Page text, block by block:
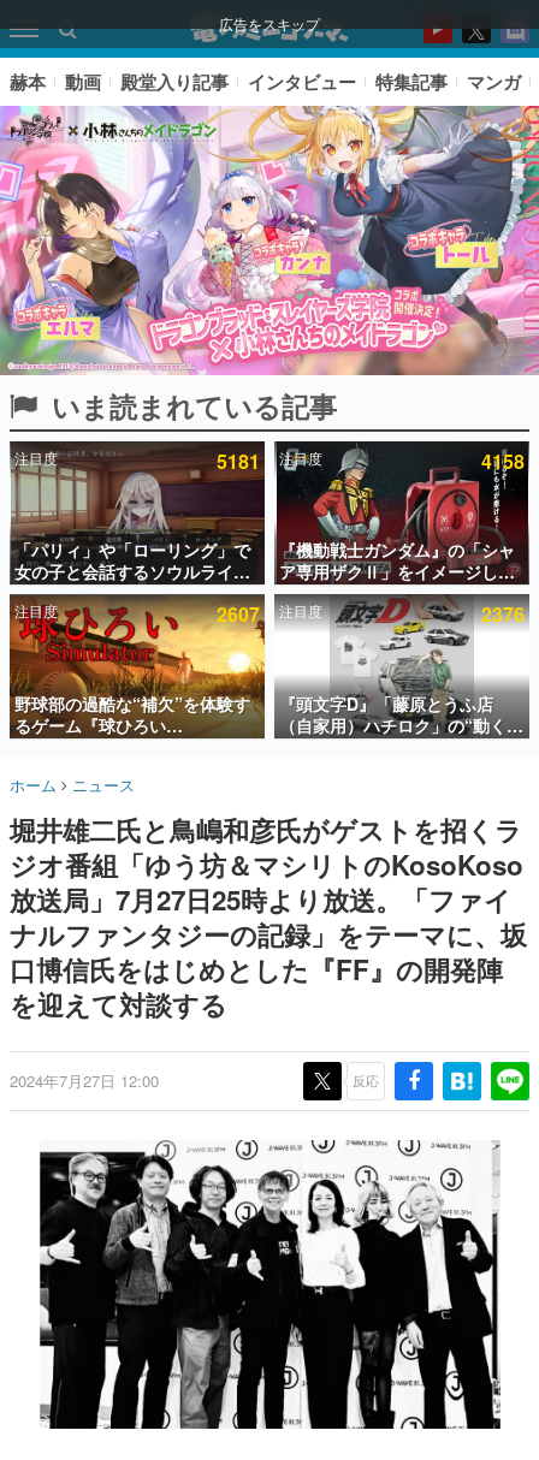
広告をスキップ
ピックアップ
電ファミのいま読まれている記事ランキング
アプリセール情報
インタビュー
連載・特集一覧
殿堂入り記事
SNS拡散数が数千以上！ ページビュー数万以上！ などな
ど。多くの人々に読まれた、電ファミ渾身の“殿堂入り”記
事をまとめました。
名作ゲームクリエイターの方々に製作時のエピソードをお
きます。
赫本
この物語を解いてはいけない。『赫本』は、〈試験問題〉
の形をした短編ホラー小説集です。
新世代に訊く
これからのデジタルゲーム市場を担う若きクリエイター達
の姿を追い、彼らのルーツと情熱を探っていきます。
ゲーム世代の作家たち
ゲームに多大な影響を受けた作家さんに取材し、ゲームが
日本のコンテンツ産業やカルチャーに与えた影響を探る企
画です。
日本モバイルゲーム産業史
日本のモバイルゲーム史における主要なトピック・タイト
ルを網羅するほか、開発者へのインタビューや識者による
解説を掲載。約20年の歴史が一望できる決定版！
若ゲのいたり〜ゲームクリエイターの青春〜
『うつヌケ』『ペンと箸』等で知られるマンガ家・田中圭
一先生によるゲーム業界レポートマンガです。
なんでゲームは面白い？
ゲーム開発者・hamatsu氏がゲームの魅力を画面や操作の
具体的な形から解き明かしていく、硬派で骨太な評論連載
です。
赫本 動画 殿堂入り記事 インタビュー 特集記事 マンガ
いま読まれている記事
注目度 5181
「パリィ」や「ローリング」で
女の子と会話するソウルライク
恋愛ゲーム『小早川さんはソウ
ルライク』無料公開。返事に失
敗すると「YOU DIED」
注目度 4158
『機動戦士ガンダム』の「シャ
ア専用ザクⅡ」をイメージした
散水ホースリールが予約開始。
本体にはシャアのパーソナルマ
ークやジオン公国軍のエンブレ
ム、型式番号などを配置
注目度 2607
野球部の過酷な“補欠”を体験す
るゲーム『球ひろい
Simulator』が「1件」のウィッ
対応しSNSで話題に。『キング
ダム・カム』開発元やチェコの
プロ野球選手から称賛の声
注目度 2376
『頭文字D』「藤原とうふ店
（自家用）ハチロク」の“動くテ
ィッシュケース”が買えるポップ
モール高崎」にて、8月11日か
ら8月20日までの期間限定で開
催予定
ホーム ニュース
堀井雄二氏と鳥嶋和彦氏がゲストを招くラ
ジオ番組「ゆう坊＆マシリトのKosoKoso
放送局」7月27日25時より放送。「ファイ
ナルファンタジーの記録」をテーマに、坂
口博信氏をはじめとした『FF』の開発陣
を迎えて対談する
2024年7月27日 12:00 反応